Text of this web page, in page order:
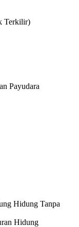
Terkilir)
Payudara
Hidung Tanpa
Hidung